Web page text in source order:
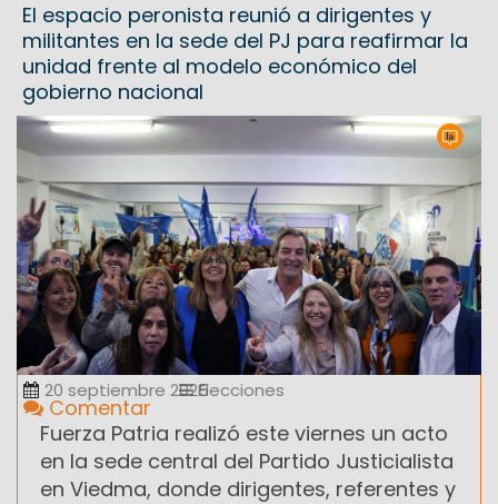
El espacio peronista reunió a dirigentes y
militantes en la sede del PJ para reafirmar la
unidad frente al modelo económico del
gobierno nacional
20 septiembre 2025Elecciones
Comentar
Fuerza Patria realizó este viernes un acto
en la sede central del Partido Justicialista
en Viedma, donde dirigentes, referentes y